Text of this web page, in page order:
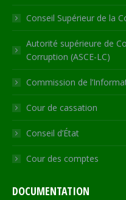
Conseil Supérieur de la
Autorité supérieure de
Corruption (ASCE-LC)
Commission de
Cour de cassation
Conseil d’État
Cour des comptes
DOCUMENTATION